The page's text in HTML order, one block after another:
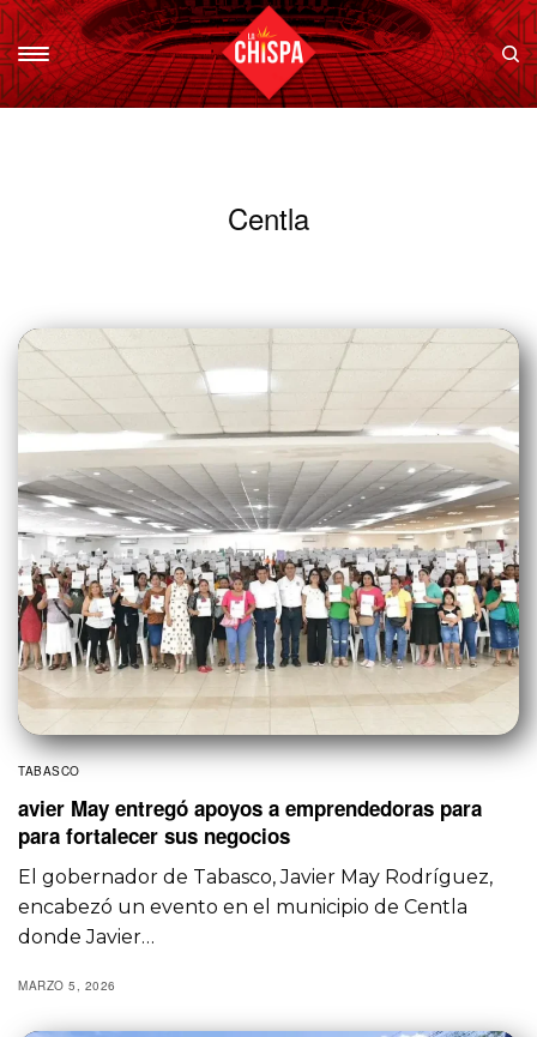
Centla
TABASCO
avier May entregó apoyos a emprendedoras para
para fortalecer sus negocios
El gobernador de Tabasco, Javier May Rodríguez,
encabezó un evento en el municipio de Centla
donde Javier…
MARZO 5, 2026